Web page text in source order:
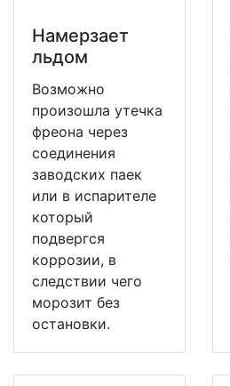
Намерзает
льдом
Возможно
произошла утечка
фреона через
соединения
заводских паек
или в испарителе
который
подвергся
коррозии, в
следствии чего
морозит без
остановки.